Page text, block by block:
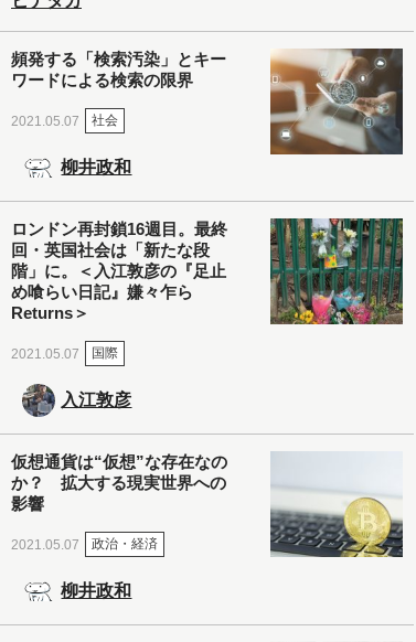
頻発する「検索汚染」とキー
ワードによる検索の限界
2021.05.07 社会
柳井政和
ロンドン再封鎖16週目。最終
回・英国社会は「新たな段
階」に。＜入江敦彦の『足止
め喰らい日記』嫌々乍ら
Returns＞
2021.05.07 国際
入江敦彦
仮想通貨は“仮想”な存在なの
か？ 拡大する現実世界への
影響
2021.05.07 政治・経済
柳井政和